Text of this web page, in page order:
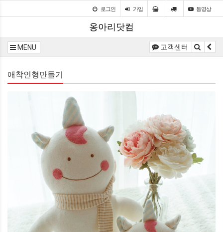
로그인 가입 동영상
옹아리닷컴
MENU 고객센터
애착인형만들기